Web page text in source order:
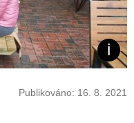
Publikováno: 16. 8. 2021